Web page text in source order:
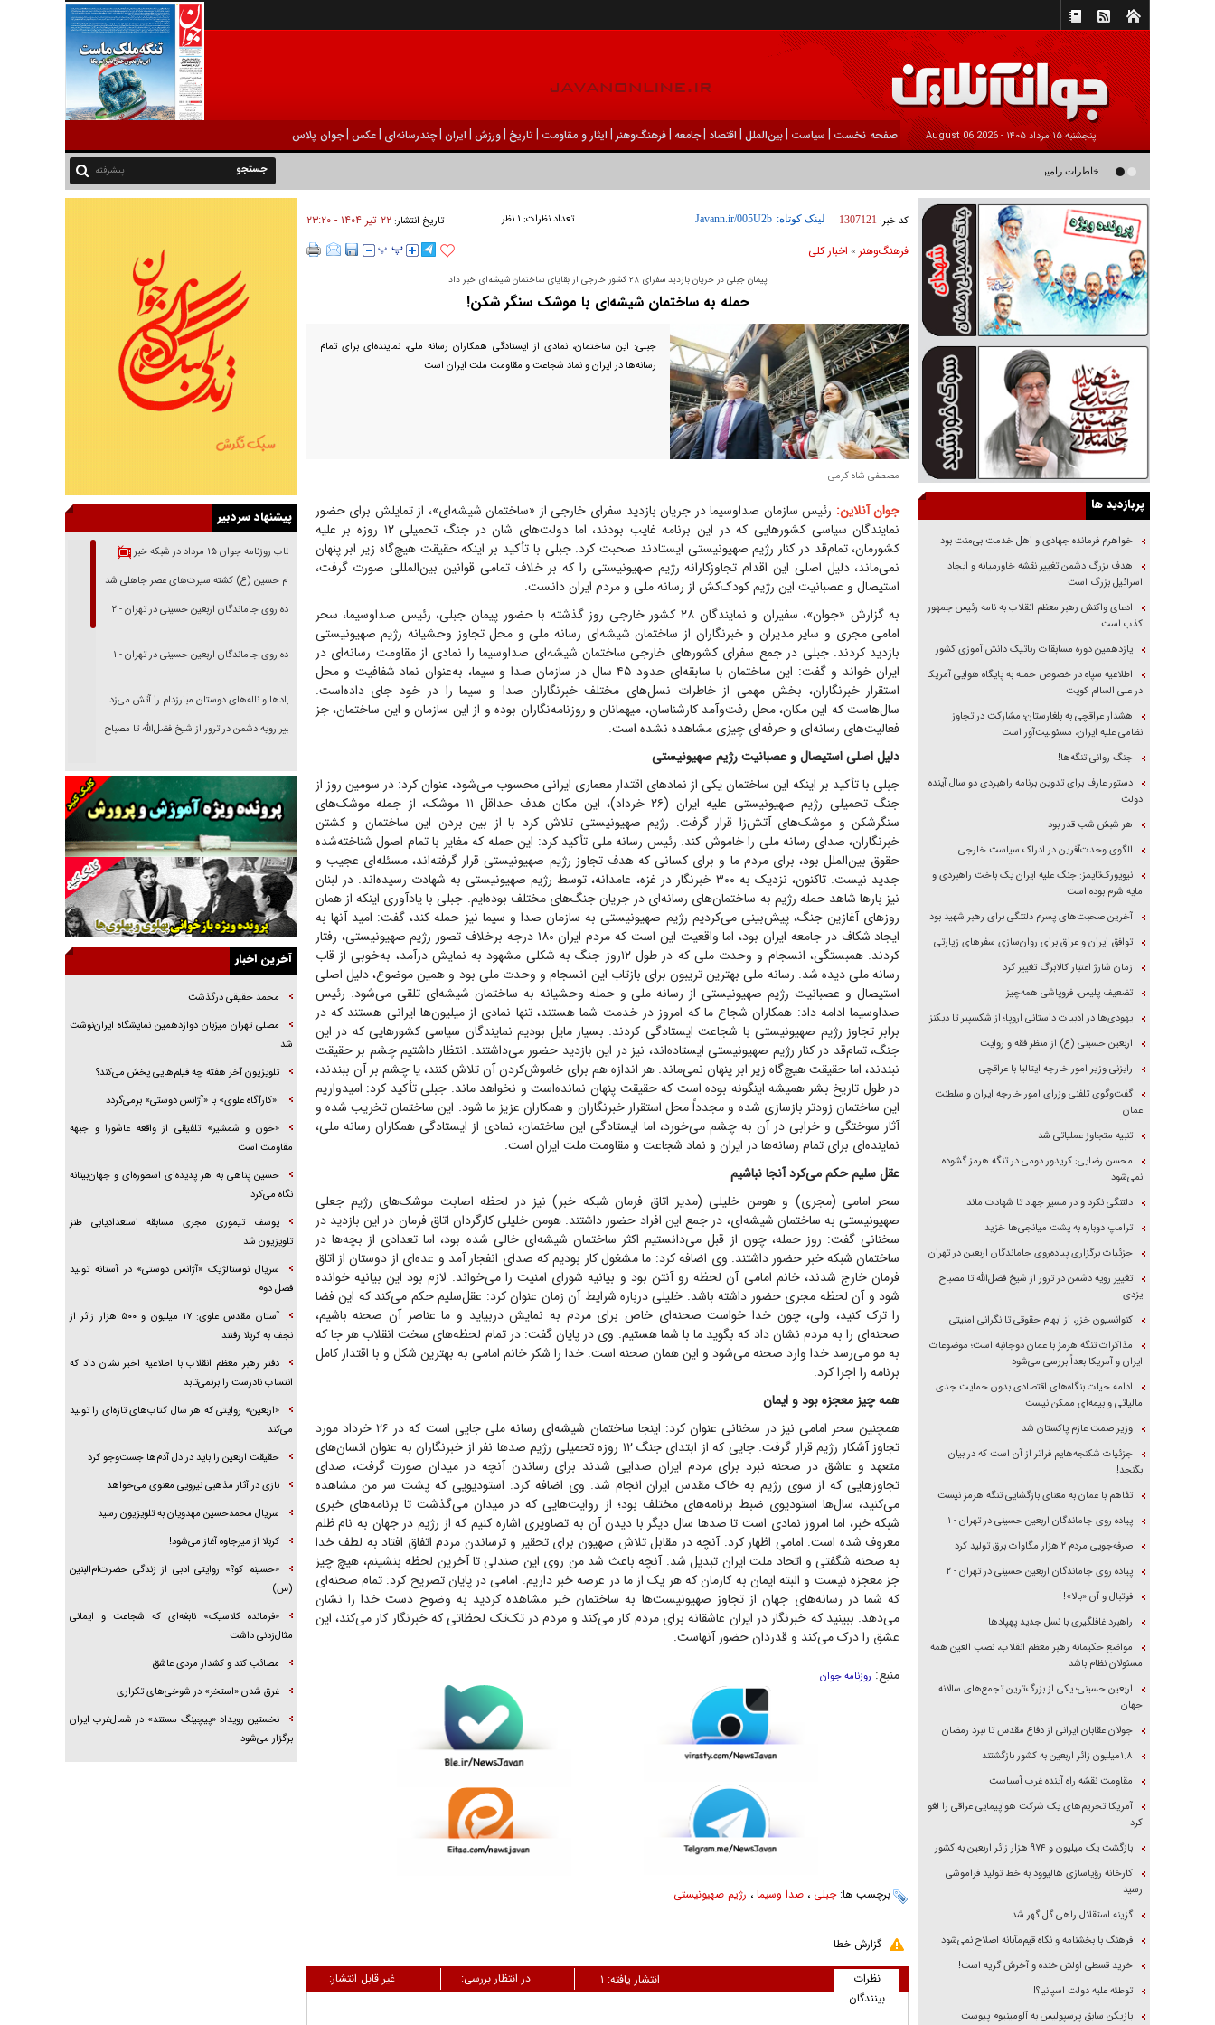
پنجشنبه ۱۵ مرداد ۱۴۰۵ - 2026 August 06 صفحه نخست | سیاست |بين‌الملل | اقتصاد |جامعه |فرهنگ‌و‌هنر | ایثار و مقاومت |تاریخ |ورزش | ايران |چندرسانه‌ای |عکس |جوان پلاس
خاطرات رامین ناصرنصیر از «پشت‌ کنکوری‌ها» و رضا داوودنژاد: رضا کودک درون فعالی داشت و خیلی راحت به شوق می‌آمد پیشرفته
کد خبر: 1307121 لینک کوتاه: تعداد نظرات: ۱ نظر تاریخ انتشار:۲۲ تير ۱۴۰۴ - ۲۳:۲۰
فرهنگ‌و‌هنر » اخبار كلی
پیمان جبلی در جریان بازدید سفرای ۲۸ کشور خارجی از بقایای ساختمان شیشه‌ای خبر داد
حمله به ساختمان شیشه‌ای با موشک سنگر شکن!
جبلی: این ساختمان، نمادی از ایستادگی همکاران رسانه ملی، نماینده‌ای برای تمام
رسانه‌ها در ایران و نماد شجاعت و مقاومت ملت ایران است
مصطفی شاه کرمی
جوان آنلاین: رئیس سازمان صداوسیما در جریان بازدید سفرای خارجی از «ساختمان شیشه‌ای»، از تمایلش برای حضور
نمایندگان سیاسی کشور‌هایی که در این برنامه غایب بودند، اما دولت‌های شان در جنگ تحمیلی ۱۲ روزه بر علیه
کشورمان، تمام‌قد در کنار رژیم صهیونیستی ایستادند صحبت کرد. جبلی با تأکید بر اینکه حقیقت هیچ‌گاه زیر ابر پنهان
نمی‌ماند، دلیل اصلی این اقدام تجاوز‌کارانه رژیم صهیونیستی را که بر خلاف تمامی قوانین بین‌المللی صورت گرفت،
استیصال و عصبانیت این رژیم کودک‌کش از رسانه ملی و مردم ایران دانست.
به گزارش «جوان»، سفیران و نمایندگان ۲۸ کشور خارجی روز گذشته با حضور پیمان جبلی، رئیس صداوسیما، سحر
امامی مجری و سایر مدیران و خبرنگاران از ساختمان شیشه‌ای رسانه ملی و محل تجاوز وحشیانه رژیم صهیونیستی
بازدید کردند. جبلی در جمع سفرای کشور‌های خارجی ساختمان شیشه‌ای صداوسیما را نمادی از مقاومت رسانه‌ای در
ایران خواند و گفت: این ساختمان با سابقه‌ای حدود ۴۵ سال در سازمان صدا و سیما، به‌عنوان نماد شفافیت و محل
استقرار خبرنگاران، بخش مهمی از خاطرات نسل‌های مختلف خبرنگاران صدا و سیما را در خود جای داده‌است.
سال‌هاست که این مکان، محل رفت‌وآمد کارشناسان، میهمانان و روزنامه‌نگاران بوده و از این سازمان و این ساختمان، جز
فعالیت‌های رسانه‌ای و حرفه‌ای چیزی مشاهده نشده است.
دلیل اصلی استیصال و عصبانیت رژیم صهیونیستی
جبلی با تأکید بر اینکه این ساختمان یکی از نماد‌های اقتدار معماری ایرانی محسوب می‌شود، عنوان کرد: در سومین روز از
جنگ تحمیلی رژیم صهیونیستی علیه ایران (۲۶ خرداد)، این مکان هدف حداقل ۱۱ موشک، از جمله موشک‌های
سنگرشکن و موشک‌های آتش‌زا قرار گرفت. رژیم صهیونیستی تلاش کرد با از بین بردن این ساختمان و کشتن
خبرنگاران، صدای رسانه ملی را خاموش کند. رئیس رسانه ملی تأکید کرد: این حمله که مغایر با تمام اصول شناخته‌شده
حقوق بین‌الملل بود، برای مردم ما و برای کسانی که هدف تجاوز رژیم صهیونیستی قرار گرفته‌اند، مسئله‌ای عجیب و
جدید نیست. تاکنون، نزدیک به ۳۰۰ خبرنگار در غزه، عامدانه، توسط رژیم صهیونیستی به شهادت رسیده‌اند. در لبنان
نیز بار‌ها شاهد حمله رژیم به ساختمان‌های رسانه‌ای در جریان جنگ‌های مختلف بوده‌ایم. جبلی با یادآوری اینکه از همان
روز‌های آغازین جنگ، پیش‌بینی می‌کردیم رژیم صهیونیستی به سازمان صدا و سیما نیز حمله کند، گفت: امید آنها به
ایجاد شکاف در جامعه ایران بود، اما واقعیت این است که مردم ایران ۱۸۰ درجه برخلاف تصور رژیم صهیونیستی، رفتار
کردند. همبستگی، انسجام و وحدت ملی که در طول ۱۲روز جنگ به شکلی مشهود به نمایش درآمد، به‌خوبی از قاب
رسانه ملی دیده شد. رسانه ملی بهترین تریبون برای بازتاب این انسجام و وحدت ملی بود و همین موضوع، دلیل اصلی
استیصال و عصبانیت رژیم صهیونیستی از رسانه ملی و حمله وحشیانه به ساختمان شیشه‌ای تلقی می‌شود. رئیس
صداوسیما ادامه داد: همکاران شجاع ما که امروز در خدمت شما هستند، تنها نمادی از میلیون‌ها ایرانی هستند که در
برابر تجاوز رژیم صهیونیستی با شجاعت ایستادگی کردند. بسیار مایل بودیم نمایندگان سیاسی کشور‌هایی که در این
جنگ، تمام‌قد در کنار رژیم صهیونیستی ایستاده‌اند، نیز در این بازدید حضور می‌داشتند. انتظار داشتیم چشم بر حقیقت
نبندند، اما حقیقت هیچ‌گاه زیر ابر پنهان نمی‌ماند. هر اندازه هم برای خاموش‌کردن آن تلاش کنند، یا چشم بر آن ببندند،
در طول تاریخ بشر همیشه اینگونه بوده است که حقیقت پنهان نمانده‌است و نخواهد ماند. جبلی تأکید کرد: امیدواریم
این ساختمان زودتر بازسازی شده و مجدداً محل استقرار خبرنگاران و همکاران عزیز ما شود. این ساختمان تخریب شده و
آثار سوختگی و خرابی در آن به چشم می‌خورد، اما ایستادگی این ساختمان، نمادی از ایستادگی همکاران رسانه ملی،
نماینده‌ای برای تمام رسانه‌ها در ایران و نماد شجاعت و مقاومت ملت ایران است.
عقل سلیم حکم می‌کرد آنجا نباشیم
سحر امامی (مجری) و هومن خلیلی (مدیر اتاق فرمان شبکه خبر) نیز در لحظه اصابت موشک‌های رژیم جعلی
صهیونیستی به ساختمان شیشه‌ای، در جمع این افراد حضور داشتند. هومن خلیلی کارگردان اتاق فرمان در این بازدید در
سخنانی گفت: روز حمله، چون از قبل می‌دانستیم اکثر ساختمان شیشه‌ای خالی شده بود، اما تعدادی از بچه‌ها در
ساختمان شبکه خبر حضور داشتند. وی اضافه کرد: ما مشغول کار بودیم که صدای انفجار آمد و عده‌ای از دوستان از اتاق
فرمان خارج شدند، خانم امامی آن لحظه رو آنتن بود و بیانیه شورای امنیت را می‌خواند. لازم بود این بیانیه خوانده
شود و آن لحظه مجری حضور داشته باشد. خلیلی درباره شرایط آن زمان عنوان کرد: عقل‌سلیم حکم می‌کند که این فضا
را ترک کنید، ولی، چون خدا خواست صحنه‌ای خاص برای مردم به نمایش دربیاید و ما عناصر آن صحنه باشیم،
صحنه‌ای را به مردم نشان داد که بگوید ما با شما هستیم. وی در پایان گفت: در تمام لحظه‌های سخت انقلاب هر جا که
به مو می‌رسد خدا وارد صحنه می‌شود و این همان صحنه است. خدا را شکر خانم امامی به بهترین شکل و با اقتدار کامل
برنامه را اجرا کرد.
همه چیز معجزه بود و ایمان
همچنین سحر امامی نیز در سخنانی عنوان کرد: اینجا ساختمان شیشه‌ای رسانه ملی جایی است که در ۲۶ خرداد مورد
تجاوز آشکار رژیم قرار گرفت. جایی که از ابتدای جنگ ۱۲ روزه تحمیلی رژیم صد‌ها نفر از خبرنگاران به عنوان انسان‌های
متعهد و عاشق در صحنه نبرد برای مردم ایران صدایی شدند برای رساندن آنچه در میدان صورت گرفت، صدای
تجاوز‌هایی که از سوی رژیم به خاک مقدس ایران انجام شد. وی اضافه کرد: استودیویی که پشت سر من مشاهده
می‌کنید، سال‌ها استودیوی ضبط برنامه‌های مختلف بود؛ از روایت‌هایی که در میدان می‌گذشت تا برنامه‌های خبری
شبکه خبر، اما امروز نمادی است تا صد‌ها سال دیگر با دیدن آن به تصاویری اشاره کنیم که از رژیم در جهان به نام ظلم
معروف شده است. امامی اظهار کرد: آنچه در مقابل تلاش صهیون برای تحقیر و ترساندن مردم اتفاق افتاد به لطف خدا
به صحنه شگفتی و اتحاد ملت ایران تبدیل شد. آنچه باعث شد من روی این صندلی تا آخرین لحظه بنشینم، هیچ چیز
جز معجزه نیست و البته ایمان به کارمان که هر یک از ما در عرصه خبر داریم. امامی در پایان تصریح کرد: تمام صحنه‌ای
که شما در رسانه‌های جهان از تجاوز صهیونیست‌ها به ساختمان خبر مشاهده کردید به وضوح دست خدا را نشان
می‌دهد. ببینید که خبرنگار در ایران عاشقانه برای مردم کار می‌کند و مردم در تک‌تک لحظاتی که خبرنگار کار می‌کند، این
عشق را درک می‌کند و قدردان حضور آنهاست.
منبع: روزنامه جوان
برچسب ها:جبلی ، صدا وسیما، رژیم صهیونیستی
گزارش خطا
نظرات
بینندگان
غیر قابل انتشار: در انتظار بررسی: انتشار یافته: ۱
پربازدید ها
خواهرم فرمانده جهادی و اهل خدمت بی‌منت بود
هدف بزرگ دشمن تغییر نقشه خاورمیانه و ایجاد
اسرائیل بزرگ است
ادعای واکنش رهبر معظم انقلاب به نامه رئیس جمهور
کذب است
یازدهمین دوره مسابقات رباتیک دانش آموزی کشور
اطلاعیه سپاه در خصوص حمله به پایگاه هوایی آمریکا
در علی السالم کویت
هشدار عراقچی به بلغارستان؛ مشارکت در تجاوز
نظامی علیه ایران، مسئولیت‌آور است
جنگ روانی تنگه‌ها!
دستور عارف برای تدوین برنامه راهبردی دو سال آینده
دولت
هر شبش شب قدر بود
الگوی وحدت‌آفرین در ادراک سیاست خارجی
نیویورک‌تایمز: جنگ علیه ایران یک باخت راهبردی و
مایه شرم بوده است
آخرین صحبت‌های پسرم دلتنگی برای رهبر شهید بود
توافق ایران و عراق برای روان‌سازی سفر‌های زیارتی
زمان شارژ اعتبار کالابرگ تغییر کرد
تضعیف پلیس، فروپاشی همه‌چیز
یهودی‌ها در ادبیات داستانی اروپا؛ از شکسپیر تا دیکنز
اربعین حسینی (ع) از منظر فقه و روایت
رایزنی وزیر امور خارجه ایتالیا با عراقچی
گفت‌وگوی تلفنی وزرای امور خارجه ایران و سلطنت
عمان
تنبیه متجاوز عملیاتی شد
محسن رضایی: کریدور دومی در تنگه هرمز گشوده
نمی‌شود
دلتنگی نکرد و در مسیر جهاد تا شهادت ماند
ترامپ دوباره به پشت میانجی‌ها خزید
جزئیات برگزاری پیاده‌روی جاماندگان اربعین در تهران
تغییر رویه دشمن در ترور از شیخ فضل‌الله تا مصباح
یزدی
کنوانسیون خزر، از ابهام حقوقی تا نگرانی امنیتی
مذاکرات تنگه هرمز با عمان دوجانبه است؛ موضوعات
ایران و آمریکا بعداً بررسی می‌شود
ادامه حیات بنگاه‌های اقتصادی بدون حمایت جدی
مالیاتی و بیمه‌ای ممکن نیست
وزیر صمت عازم پاکستان شد
جزئیات شکنجه‌هایم فراتر از آن است که در بیان
بگنجد!
تفاهم با عمان به معنای بازگشایی تنگه هرمز نیست
پیاده روی جاماندگان اربعین حسینی در تهران - ۱
صرفه‌جویی مردم ۲ هزار مگاوات برق تولید کرد
پیاده روی جاماندگان اربعین حسینی در تهران - ۲
فوتبال و آن «بالا»!
راهبرد غافلگیری با نسل جدید پهپاد‌ها
مواضع حکیمانه رهبر معظم انقلاب، نصب العین همه
مسئولان نظام باشد
اربعین حسینی؛ یکی از بزرگ‌ترین تجمع‌های سالانه
جهان
جولان عقابان ایرانی از دفاع مقدس تا نبرد رمضان
۱.۸میلیون زائر اربعین به کشور بازگشتند
مقاومت نقشه راه آینده غرب آسیاست
آمریکا تحریم‌های یک شرکت هواپیمایی عراقی را لغو
کرد
بازگشت یک میلیون و ۹۷۴ هزار زائر اربعین به کشور
کارخانه رؤیاسازی هالیوود به خط تولید فراموشی
رسید
گزینه استقلال راهی گل گهر شد
فرهنگ با بخشنامه و نگاه قیم‌مآبانه اصلاح نمی‌شود
خرید قسطی اولش خنده و آخرش گریه است!
توطئه علیه دولت اسپانیا؟!
بازیکن سابق پرسپولیس به آلومینیوم پیوست
پیشنهاد سردبیر
بازتاب روزنامه جوان ۱۵ مرداد در شبکه خبر
امام حسین (ع) کشته سیرت‌های عصر جاهلی شد
پیاده روی جاماندگان اربعین حسینی در تهران - ۲
پیاده روی جاماندگان اربعین حسینی در تهران - ۱
فریاد‌ها و ناله‌های دوستان مبارزدلم را آتش می‌زد
تغییر رویه دشمن در ترور از شیخ فضل‌الله تا مصباح
خرید قسطی اولش خنده و آخرش گریه است!
فوتبال و آن «بالا»!
راهبرد غافلگیری با نسل جدید پهپاد‌ها
جنجال پزشکان تقلبی در صنعت زیبایی
یهودی‌ها در ادبیات داستانی اروپا؛ از شکسپیر تا
دیکنز
گفت‌وگو با خواهر یکی از شهدای جنگ رمضان/
خواهرم فرمانده جهادی و اهل خدمت بی‌منت بود
بگنجد!
گزارش «جوان» از قوانین سخت‌گیرانه ۶ قاره در
برابر یورش به پاسگاه‌های پلیس
تحلیل ابعاد پیام رهبر انقلاب به حزب‌الله/ مقاومت
آخرین اخبار
محمد حقیقی درگذشت
مصلی تهران میزبان دوازدهمین نمایشگاه ایران‌نوشت
شد
تلویزیون آخر هفته چه فیلم‌هایی پخش می‌کند؟
«کارآگاه علوی» با «آژانس دوستی» برمی‌گردد
«خون و شمشیر» تلفیقی از واقعه عاشورا و جبهه
مقاومت است
حسین پناهی به هر پدیده‌ای اسطوره‌ای و جهان‌بینانه
نگاه می‌کرد
یوسف تیموری مجری مسابقه استعدادیابی طنز
تلویزیون شد
سریال نوستالژیک «آژانس دوستی» در آستانه تولید
فصل دوم
آستان مقدس علوی: ۱۷ میلیون و ۵۰۰ هزار زائر از
نجف به کربلا رفتند
دفتر رهبر معظم انقلاب با اطلاعیه اخیر نشان داد که
انتساب نادرست را برنمی‌تابد
«اربعین» روایتی که هر سال کتاب‌های تازه‌ای را تولید
می‌کند
حقیقت اربعین را باید در دل آدم‌ها جست‌و‌جو کرد
بازی در آثار مذهبی نیرویی معنوی می‌خواهد
سریال محمدحسین مهدویان به تلویزیون رسید
کربلا از میرجاوه آغاز می‌شود!
«حسینم کو؟» روایتی ادبی از زندگی حضرت‌ام‌البنین
(س)
«فرمانده کلاسیک» نابغه‌ای که شجاعت و ایمانی
مثال‌زدنی داشت
مصائب کند و کشدار مردی عاشق
غرق شدن «استخر» در شوخی‌های تکراری
نخستین رویداد «پیچینگ مستند» در شمال‌غرب ایران
برگزار می‌شود